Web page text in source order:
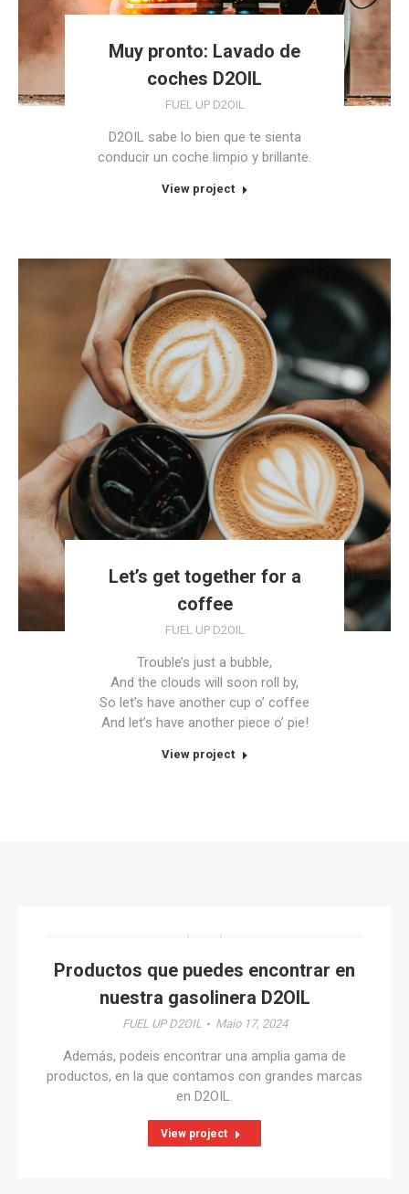
Muy pronto: Lavado de
coches D2OIL
FUEL UP D2OIL
D2OIL sabe lo bien que te sienta
conducir un coche limpio y brillante.
View project
Let’s get together for a
coffee
FUEL UP D2OIL
Trouble’s just a bubble,
And the clouds will soon roll by,
So let’s have another cup o’ coffee
And let’s have another piece o’ pie!
View project
Productos que puedes encontrar en
nuestra gasolinera D2OIL
FUEL UP D2OIL Maio 17, 2024
Además, podeis encontrar una amplia gama de
productos, en la que contamos con grandes marcas
en D2OIL.
View project